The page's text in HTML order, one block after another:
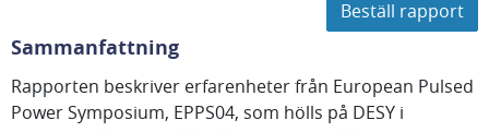
Beställ rapport
Sammanfattning
Rapporten beskriver erfarenheter från European Pulsed
Power Symposium, EPPS04, som hölls på DESY i